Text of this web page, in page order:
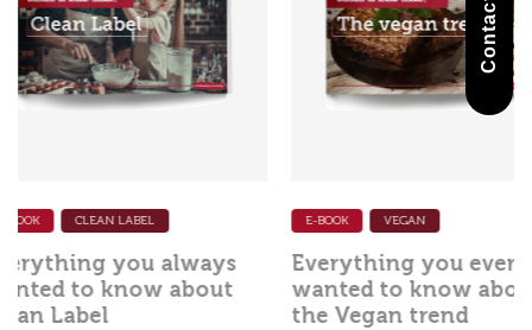
E-BOOK VEGAN
Everything you ever
wanted to know about
the Vegan trend
E-BOOK
Everything you
wanted to
Clean Label
Contact